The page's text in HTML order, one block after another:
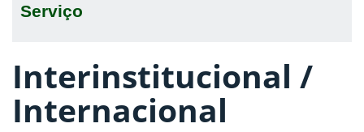
Serviço
Interinstitucional /
Internacional